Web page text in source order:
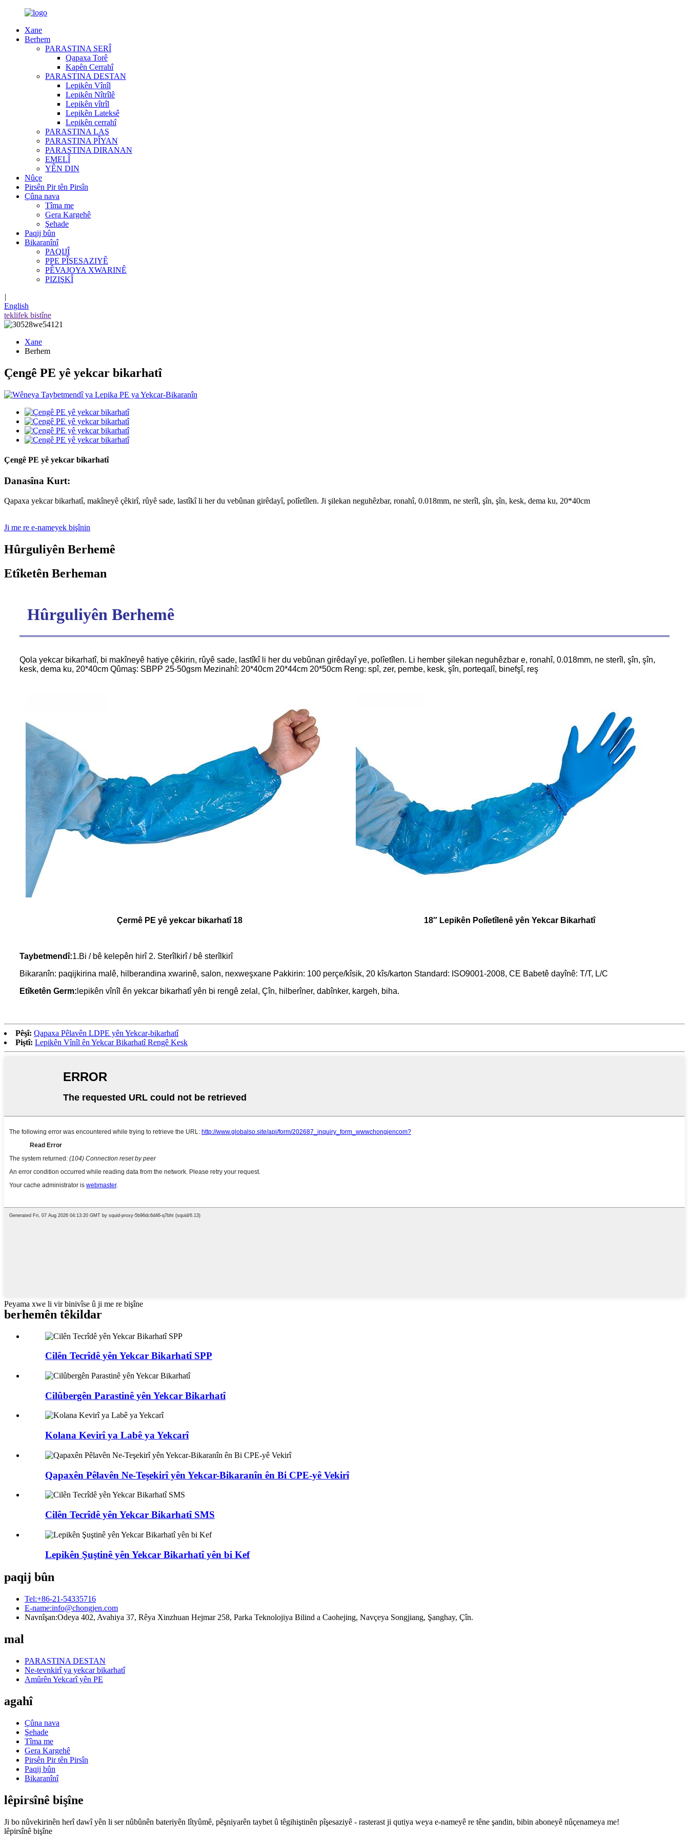
Xane
Berhem
PARASTINA SERÎ
Qapaxa Torê
Kapên Cerrahî
PARASTINA DESTAN
Lepikên Vînîl
Lepikên Nîtrîlê
Lepikên vîtrîl
Lepikên Lateksê
Lepikên cerrahî
PARASTINA LAŞ
PARASTINA PÎYAN
PARASTINA DIRANAN
EMELÎ
YÊN DIN
Nûçe
Pirsên Pir tên Pirsîn
Çûna nava
Tîma me
Gera Kargehê
Şehade
Paqij bûn
Bikaranînî
PAQIJÎ
PPE PÎŞESAZIYÊ
PÊVAJOYA XWARINÊ
PIZIŞKÎ
|
English
teklifek bistîne
Xane
Berhem
Çengê PE yê yekcar bikarhatî
Çengê PE yê yekcar bikarhatî
Danasîna Kurt:
Qapaxa yekcar bikarhatî, makîneyê çêkirî, rûyê sade, lastîkî li her du vebûnan ​​girêdayî, polîetîlen. Ji şilekan neguhêzbar, ronahî, 0.018mm, ne sterîl, şîn, şîn, kesk, dema ku, 20*40cm
Ji me re e-nameyek bişînin
Hûrguliyên Berhemê
Etîketên Berheman
Hûrguliyên Berhemê
Qola yekcar bikarhatî, bi makîneyê hatiye çêkirin, rûyê sade, lastîkî li her du vebûnan ​​girêdayî ye, polîetîlen. Li hember şilekan neguhêzbar e, ronahî, 0.018mm, ne sterîl, şîn, şîn,
kesk, dema ku, 20*40cm Qûmaş: SBPP 25-50gsm Mezinahî: 20*40cm 20*44cm 20*50cm Reng: spî, zer, pembe, kesk, şîn, porteqalî, binefşî, reş
Çermê PE yê yekcar bikarhatî 18 18″ Lepikên Polîetîlenê yên Yekcar Bikarhatî
Taybetmendî:1.Bi / bê kelepên hirî 2. Sterîlkirî / bê sterîlkirî
Bikaranîn: paqijkirina malê, hilberandina xwarinê, salon, nexweşxane Pakkirin: 100 perçe/kîsik, 20 kîs/karton Standard: ISO9001-2008, CE Babetê dayînê: T/T, L/C
Etîketên Germ: lepikên vînîl ên yekcar bikarhatî yên bi rengê zelal, Çîn, hilberîner, dabînker, kargeh, biha.
Pêşî: Qapaxa Pêlavên LDPE yên Yekcar-bikarhatî
Piştî: Lepikên Vînîl ên Yekcar Bikarhatî Rengê Kesk
Peyama xwe li vir binivîse û ji me re bişîne
berhemên têkildar
Cilên Tecrîdê yên Yekcar Bikarhatî SPP
Cilûbergên Parastinê yên Yekcar Bikarhatî
Kolana Kevirî ya Labê ya Yekcarî
Qapaxên Pêlavên Ne-Teşekirî yên Yekcar-Bikaranîn ên Bi CPE-yê Vekirî
Cilên Tecrîdê yên Yekcar Bikarhatî SMS
Lepikên Şuştinê yên Yekcar Bikarhatî yên bi Kef
paqij bûn
Tel:+86-21-54335716
E-name:info@chongjen.com
Navnîşan:Odeya 402, Avahiya 37, Rêya Xinzhuan Hejmar 258, Parka Teknolojiya Bilind a Caohejing, Navçeya Songjiang, Şanghay, Çîn.
mal
PARASTINA DESTAN
Ne-tevnkirî ya yekcar bikarhatî
Amûrên Yekcarî yên PE
agahî
Çûna nava
Şehade
Tîma me
Gera Kargehê
Pirsên Pir tên Pirsîn
Paqij bûn
Bikaranînî
lêpirsînê bişîne
Ji bo nûvekirinên herî dawî yên li ser nûbûnên bateriyên lîtyûmê, pêşniyarên taybet û têgihiştinên pîşesaziyê - rasterast ji qutiya weya e-nameyê re têne şandin, bibin aboneyê nûçenameya me!
lêpirsînê bişîne